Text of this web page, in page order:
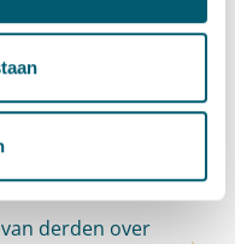
derden over